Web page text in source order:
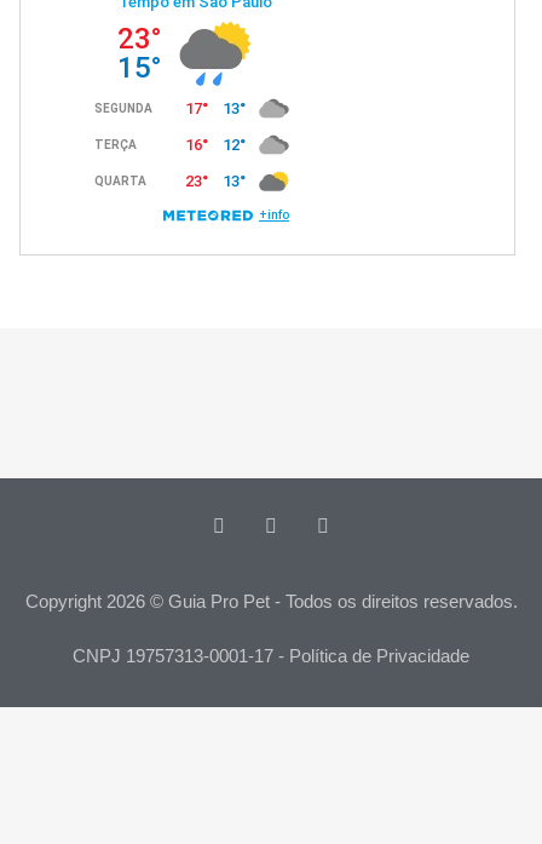
Copyright 2026 © Guia Pro Pet - Todos os direitos reservados.
CNPJ 19757313-0001-17 - Política de Privacidade